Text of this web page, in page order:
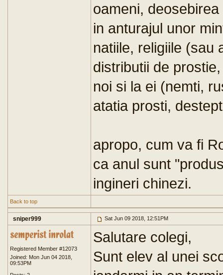
oameni,
in anturajul unor
natiile, religiile (sau
distributii de
noi si la ei (nemti,
atatia prosti,
apropo, cum va fi
ca anul sunt
ingineri chinezi.
Back to top
sniper999 Sat Jun 09 2018, 12:51PM
Registered Member #12073
Joined: Mon Jun 04 2018,
09:53PM
Salutare colegi,
Sunt elev al unei